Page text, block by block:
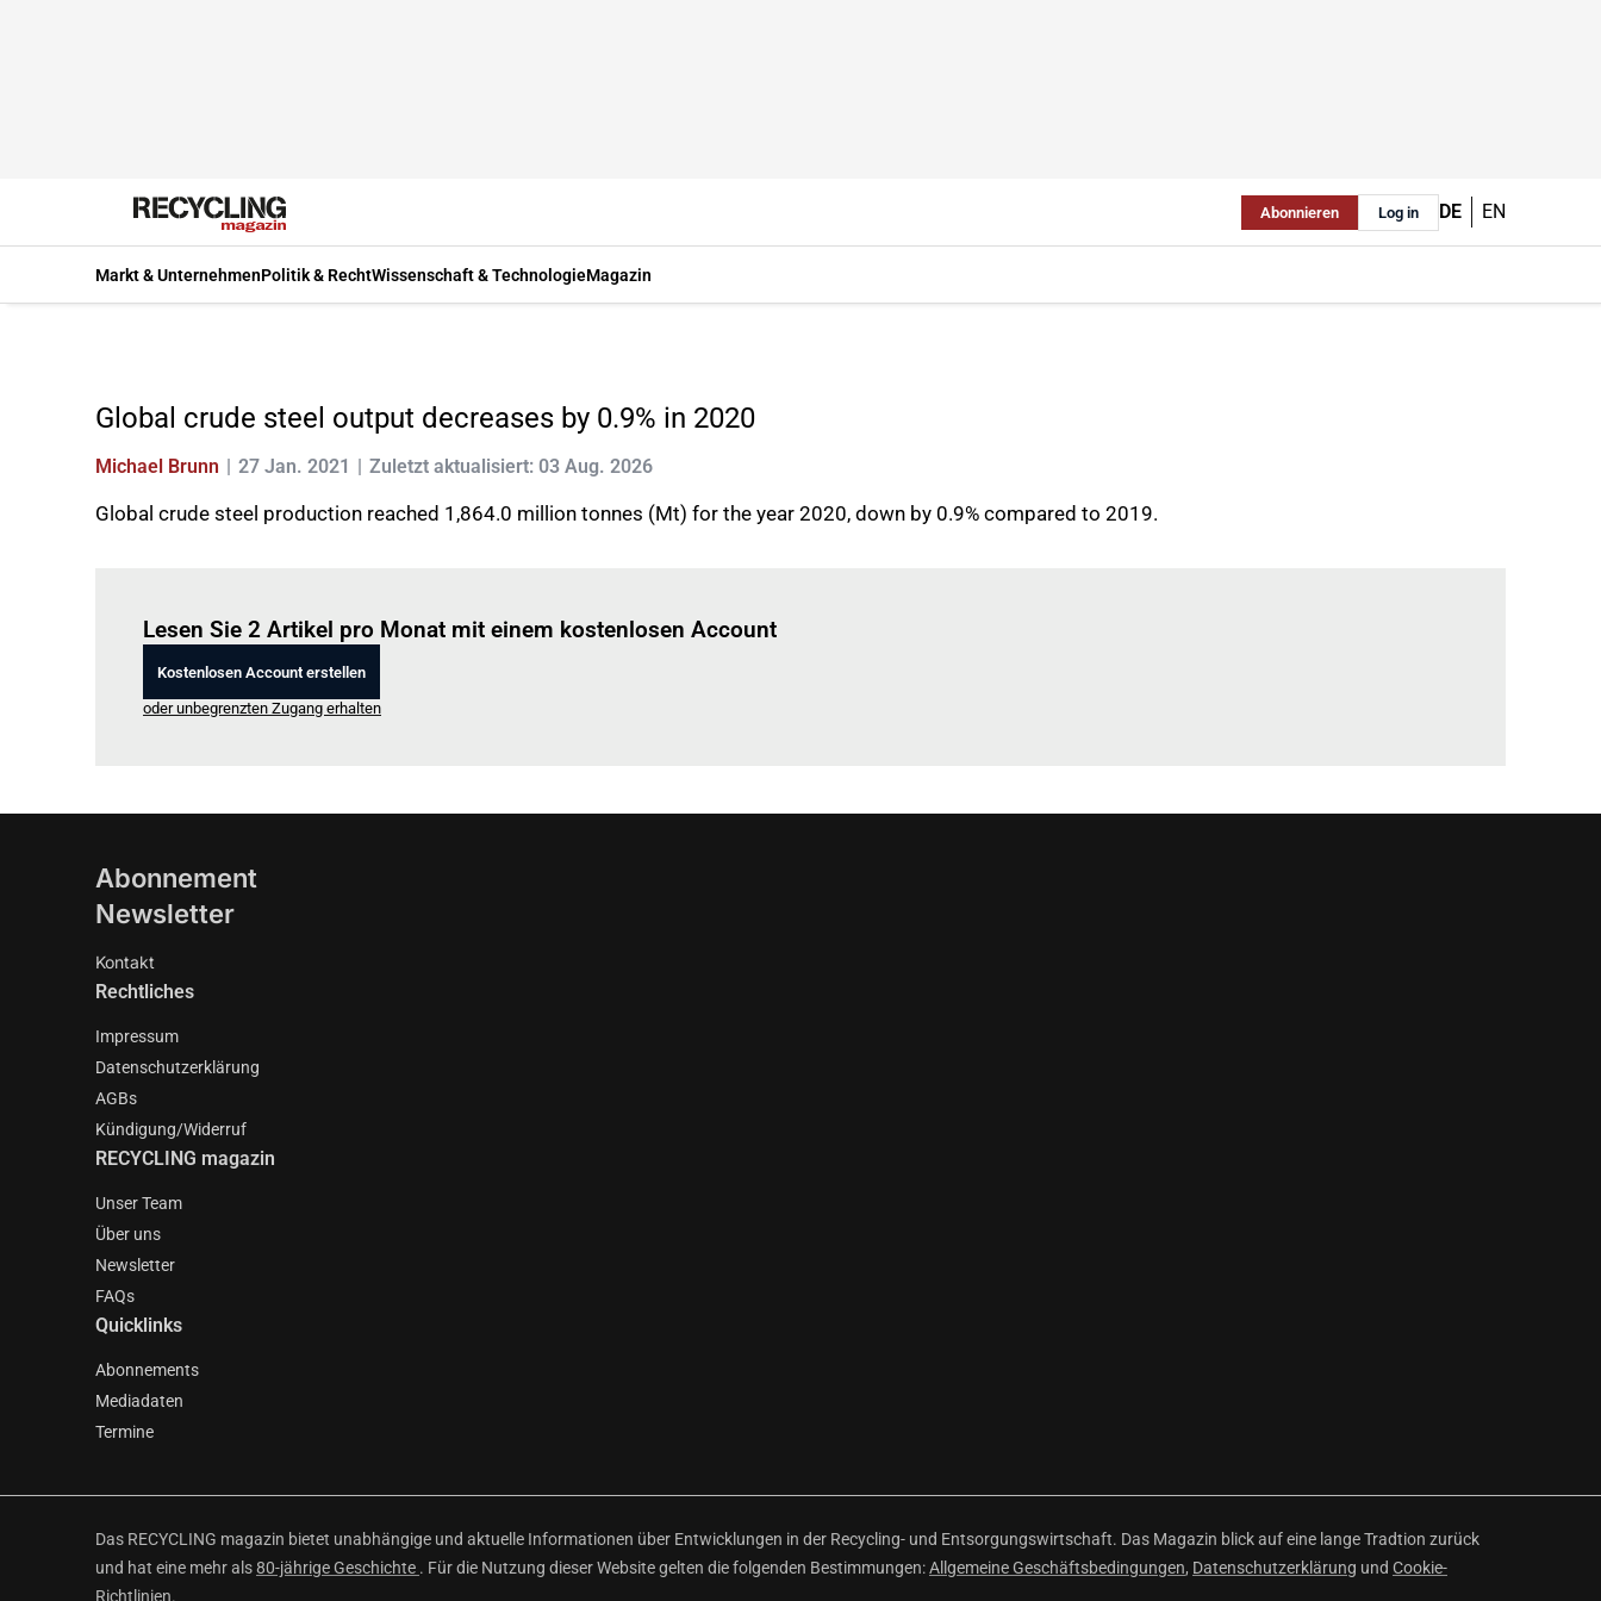
Abonnieren Log in DE EN
Markt & UnternehmenPolitik & RechtWissenschaft & TechnologieMagazin
Global crude steel output decreases by 0.9% in 2020
Michael Brunn 27 Jan. 2021 Zuletzt aktualisiert: 03 Aug. 2026
Global crude steel production reached 1,864.0 million tonnes (Mt) for the year 2020, down by 0.9% compared to 2019.
Lesen Sie 2 Artikel pro Monat mit einem kostenlosen Account
Kostenlosen Account erstellen
oder unbegrenzten Zugang erhalten
Abonnement
Newsletter
Kontakt
Rechtliches
Impressum
Datenschutzerklärung
AGBs
Kündigung/Widerruf
RECYCLING magazin
Unser Team
Über uns
Newsletter
FAQs
Quicklinks
Abonnements
Mediadaten
Termine
Das RECYCLING magazin bietet unabhängige und aktuelle Informationen über Entwicklungen in der Recycling- und Entsorgungswirtschaft. Das Magazin blick auf eine lange Tradtion zurück
und hat eine mehr als80-jährige Geschichte . Für die Nutzung dieser Website gelten die folgenden Bestimmungen:Allgemeine Geschäftsbedingungen, Datenschutzerklärung und Cookie-
Richtlinien.